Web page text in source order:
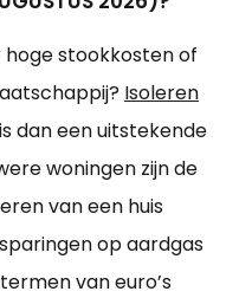
stookkosten of
Isoleren
is dan een uitstekende
woningen zijn de
van een huis
op aardgas
van euro’s